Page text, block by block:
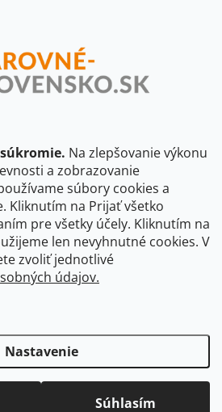
Na zlepšovanie výkonu
a zobrazovanie
súbory cookies a
Kliknutím na Prijať všetko
pre všetky účely. Kliknutím na
len nevyhnutné cookies. V
zvoliť jednotlivé
údajov.
Nastavenie
Súhlasím
spodmienkami ochrany osobných
bude spracovaná za účelom
stránke.
Shocart
VKÚ Mapy Harmanec
Čarovné Česko